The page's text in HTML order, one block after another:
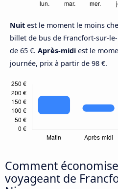
Nuit est le moment le moins
billet de bus de Francfort-sur-
de 65 €. Après-midi est le
journée, prix à partir de 98 €.
Comment
voyageant de